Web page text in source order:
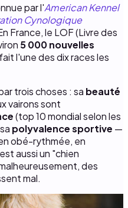
par l'American Kennel
Cynologique
France, le LOF (Livre des
5 000 nouvelles
l'une des dix races les
trois choses : sa beauté
vairons sont
(top 10 mondial selon les
polyvalence sportive —
obé-rythmée, en
aussi un "chien
des
mal.